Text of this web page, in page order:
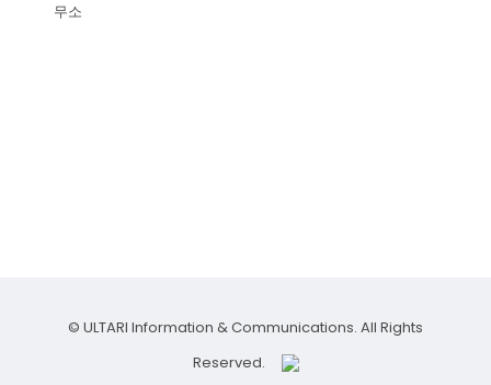
무소
© ULTARI Information & Communications. All Rights
Reserved.